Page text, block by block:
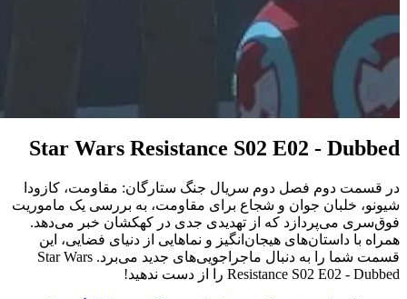
Star Wars Resistance S02 E02 - Dubbed
در قسمت دوم فصل دوم سریال جنگ ستارگان: مقاومت، کازودا
شیونو، خلبان جوان و شجاع برای مقاومت، به بررسی یک ماموریت
فوق‌سری می‌پردازد که از تهدیدی جدی در کهکشان خبر می‌دهد.
همراه با داستان‌های هیجان‌انگیز و نماهایی از دنیای فضایی، این
قسمت شما را به دنبال ماجراجویی‌های جدید می‌برد. Star Wars
Resistance S02 E02 - Dubbed را از دست ندهید!